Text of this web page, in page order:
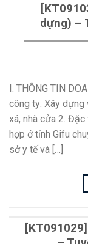
dựng) –
I. THÔNG TIN
công ty: Xây
xá, nhà cửa 2.
hợp ở tỉnh Gifu
sở y tế và […]